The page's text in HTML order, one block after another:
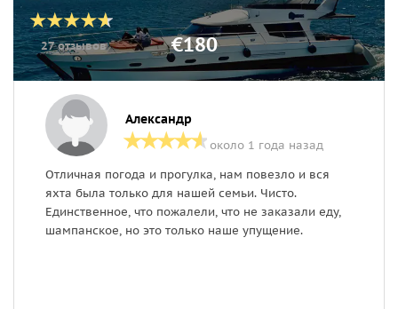
27 отзывов €180
Александр
около 1 года назад
Отличная погода и прогулка, нам повезло и вся
яхта была только для нашей семьи. Чисто.
Единственное, что пожалели, что не заказали еду,
шампанское, но это только наше упущение.